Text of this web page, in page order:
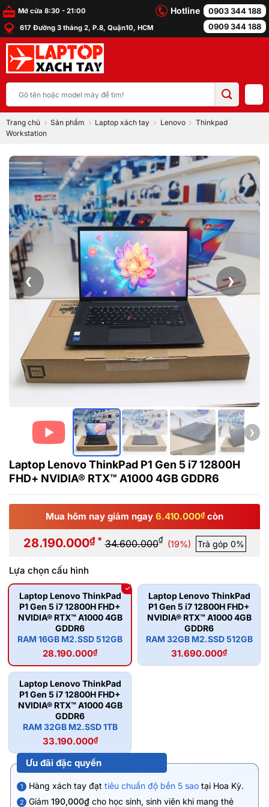
Bỏ
qua
nội
dung
Mở cửa 8:30 - 21:00
617 Đường 3 tháng 2, P.8, Quận10, HCM
Hotline
0903 344 188
0909 344 188
kiếm:
Trang chủ Sản phẩm Laptop xách tay Lenovo
Thinkpad
Workstation
❮ ❯
❯
Laptop Lenovo ThinkPad P1 Gen 5 i7 12800H
FHD+ NVIDIA® RTX™ A1000 4GB GDDR6
Mua hôm nay giảm ngay 6.410.000₫ còn
28.190.000₫ * 34.600.000₫ (19%) Trả góp 0%
Lựa chọn cấu hình
Laptop Lenovo ThinkPad
P1 Gen 5 i7 12800H FHD+
NVIDIA® RTX™ A1000 4GB
GDDR6
RAM 16GB M2.SSD 512GB
28.190.000₫
Laptop Lenovo ThinkPad
P1 Gen 5 i7 12800H FHD+
NVIDIA® RTX™ A1000 4GB
GDDR6
RAM 32GB M2.SSD 512GB
31.690.000₫
Laptop Lenovo ThinkPad
P1 Gen 5 i7 12800H FHD+
NVIDIA® RTX™ A1000 4GB
GDDR6
RAM 32GB M2.SSD 1TB
33.190.000₫
Ưu đãi đặc quyền
1 Hàng xách tay đạt tiêu chuẩn độ bền 5 sao tại Hoa Kỳ.
2 Giảm 190,000₫ cho học sinh, sinh viên khi mang thẻ